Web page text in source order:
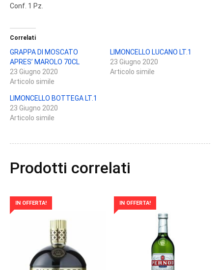
Conf. 1 Pz.
Correlati
GRAPPA DI MOSCATO
APRES’ MAROLO 70CL
23 Giugno 2020
Articolo simile
LIMONCELLO LUCANO LT.1
23 Giugno 2020
Articolo simile
LIMONCELLO BOTTEGA LT.1
23 Giugno 2020
Articolo simile
Prodotti correlati
IN OFFERTA! IN OFFERTA!